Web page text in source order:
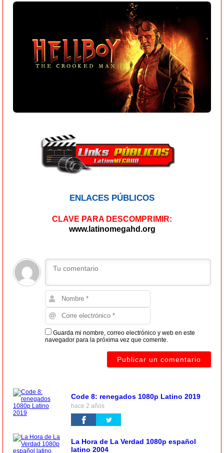
ENLACES PÚBLICOS
CLAVE PARA DESCOMPRIMIR:
www.latinomegahd.org
Guarda mi nombre, correo electrónico y web en este
navegador para la próxima vez que comente.
Code 8: renegados 1080p Latino 2019
hace 2 años
La Hora de La Verdad 1080p español
latino 2004